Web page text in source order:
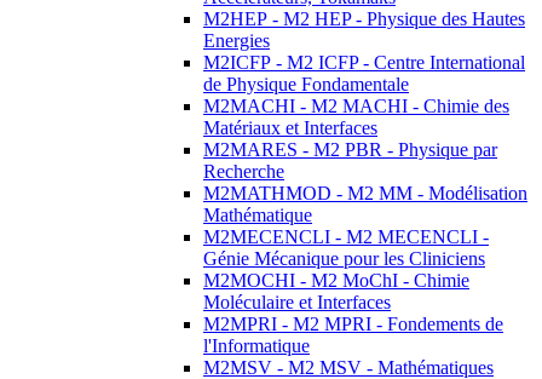
M2HEP - M2 HEP - Physique des Hautes
Energies
M2ICFP - M2 ICFP - Centre International
de Physique Fondamentale
M2MACHI - M2 MACHI - Chimie des
Matériaux et Interfaces
M2MARES - M2 PBR - Physique par
Recherche
M2MATHMOD - M2 MM - Modélisation
Mathématique
M2MECENCLI - M2 MECENCLI -
Génie Mécanique pour les Cliniciens
M2MOCHI - M2 MoChI - Chimie
Moléculaire et Interfaces
M2MPRI - M2 MPRI - Fondements de
l'Informatique
M2MSV - M2 MSV - Mathématiques